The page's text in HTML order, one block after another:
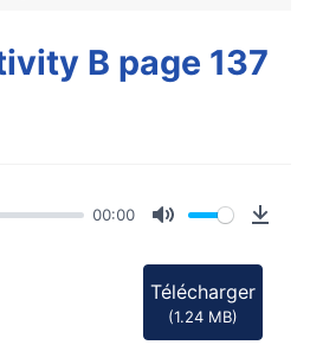
B page 137
00:00
Télécharger
(1.24 MB)